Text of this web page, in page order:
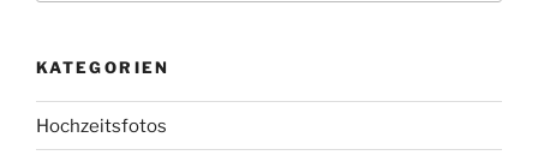
KATEGORIEN
Hochzeitsfotos